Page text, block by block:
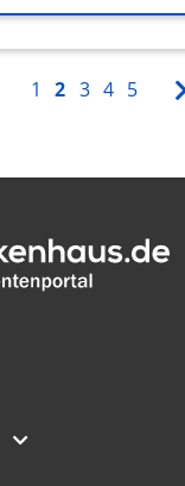
1 2 3 4 5